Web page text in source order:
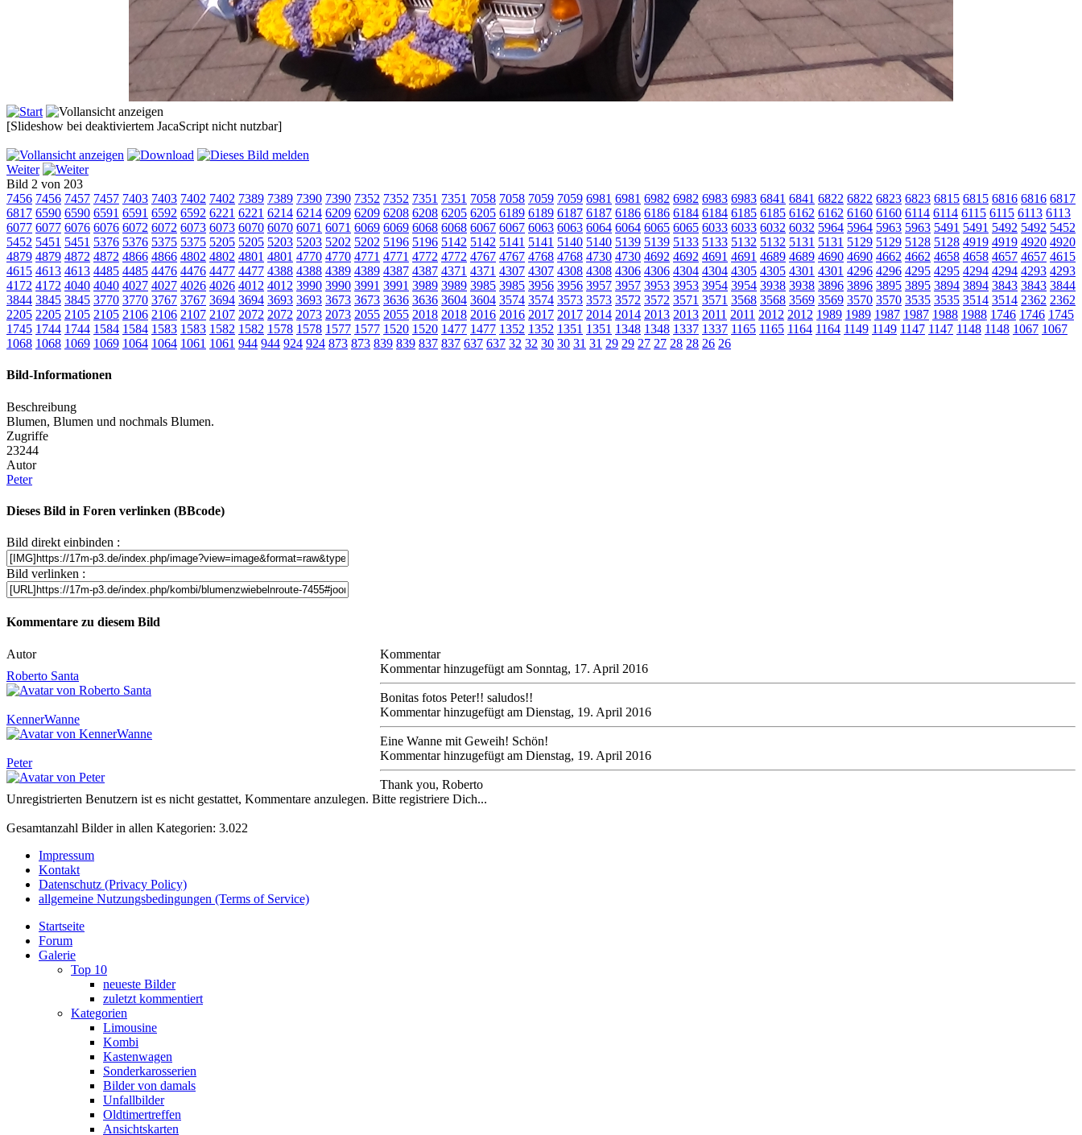
[Slideshow bei deaktiviertem JacaScript nicht nutzbar]
Weiter
Bild 2 von 203
7456 7456 7457 7457 7403 7403 7402 7402 7389 7389 7390 7390 7352 7352 7351 7351 7058 7058 7059 7059 6981 6981 6982 6982 6983 6983 6841 6841 6822 6822 6823 6823 6815 6815 6816 6816 6817
6817 6590 6590 6591 6591 6592 6592 6221 6221 6214 6214 6209 6209 6208 6208 6205 6205 6189 6189 6187 6187 6186 6186 6184 6184 6185 6185 6162 6162 6160 6160 6114 6114 6115 6115 6113 6113
6077 6077 6076 6076 6072 6072 6073 6073 6070 6070 6071 6071 6069 6069 6068 6068 6067 6067 6063 6063 6064 6064 6065 6065 6033 6033 6032 6032 5964 5964 5963 5963 5491 5491 5492 5492 5452
5452 5451 5451 5376 5376 5375 5375 5205 5205 5203 5203 5202 5202 5196 5196 5142 5142 5141 5141 5140 5140 5139 5139 5133 5133 5132 5132 5131 5131 5129 5129 5128 5128 4919 4919 4920 4920
4879 4879 4872 4872 4866 4866 4802 4802 4801 4801 4770 4770 4771 4771 4772 4772 4767 4767 4768 4768 4730 4730 4692 4692 4691 4691 4689 4689 4690 4690 4662 4662 4658 4658 4657 4657 4615
4615 4613 4613 4485 4485 4476 4476 4477 4477 4388 4388 4389 4389 4387 4387 4371 4371 4307 4307 4308 4308 4306 4306 4304 4304 4305 4305 4301 4301 4296 4296 4295 4295 4294 4294 4293 4293
4172 4172 4040 4040 4027 4027 4026 4026 4012 4012 3990 3990 3991 3991 3989 3989 3985 3985 3956 3956 3957 3957 3953 3953 3954 3954 3938 3938 3896 3896 3895 3895 3894 3894 3843 3843 3844
3844 3845 3845 3770 3770 3767 3767 3694 3694 3693 3693 3673 3673 3636 3636 3604 3604 3574 3574 3573 3573 3572 3572 3571 3571 3568 3568 3569 3569 3570 3570 3535 3535 3514 3514 2362 2362
2205 2205 2105 2105 2106 2106 2107 2107 2072 2072 2073 2073 2055 2055 2018 2018 2016 2016 2017 2017 2014 2014 2013 2013 2011 2011 2012 2012 1989 1989 1987 1987 1988 1988 1746 1746 1745
1745 1744 1744 1584 1584 1583 1583 1582 1582 1578 1578 1577 1577 1520 1520 1477 1477 1352 1352 1351 1351 1348 1348 1337 1337 1165 1165 1164 1164 1149 1149 1147 1147 1148 1148 1067 1067
1068 1068 1069 1069 1064 1064 1061 1061 944 944 924 924 873 873 839 839 837 837 637 637 32 32 30 30 31 31 29 29 27 27 28 28 26 26
Bild-Informationen
Beschreibung
Blumen, Blumen und nochmals Blumen.
Zugriffe
23244
Autor
Peter
Dieses Bild in Foren verlinken (BBcode)
Bild direkt einbinden :
Bild verlinken :
Kommentare zu diesem Bild
Autor
Kommentar
Roberto Santa
Kommentar hinzugefügt am Sonntag, 17. April 2016
Bonitas fotos Peter!! saludos!!
KennerWanne
Kommentar hinzugefügt am Dienstag, 19. April 2016
Eine Wanne mit Geweih! Schön!
Peter
Kommentar hinzugefügt am Dienstag, 19. April 2016
Thank you, Roberto
Unregistrierten Benutzern ist es nicht gestattet, Kommentare anzulegen. Bitte registriere Dich...
Gesamtanzahl Bilder in allen Kategorien: 3.022
Impressum
Kontakt
Datenschutz (Privacy Policy)
allgemeine Nutzungsbedingungen (Terms of Service)
Startseite
Forum
Galerie
Top 10
neueste Bilder
zuletzt kommentiert
Kategorien
Limousine
Kombi
Kastenwagen
Sonderkarosserien
Bilder von damals
Unfallbilder
Oldtimertreffen
Ansichtskarten